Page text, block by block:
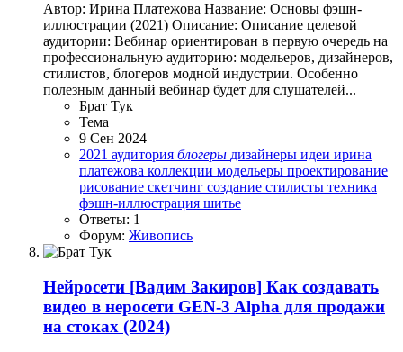
Автор: Ирина Платежова Название: Основы фэшн-
иллюстрации (2021) Описание: Описание целевой
аудитории: Вебинар ориентирован в первую очередь на
профессиональную аудиторию: модельеров, дизайнеров,
стилистов, блогеров модной индустрии. Особенно
полезным данный вебинар будет для слушателей...
Брат Тук
Тема
9 Сен 2024
2021 аудитория блогеры дизайнеры идеи ирина
платежова коллекции модельеры проектирование
рисование скетчинг создание стилисты техника
фэшн-иллюстрация шитье
Ответы: 1
Форум: Живопись
Нейросети [Вадим Закиров] Как создавать
видео в неросети GEN-3 Alpha для продажи
на стоках (2024)